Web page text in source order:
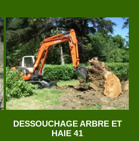
DESSOUCHAGE ARBRE ET
HAIE 41